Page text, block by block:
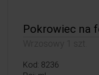
Pokrowiec na
Wrzosowy 1 szt.
Kod: 8236